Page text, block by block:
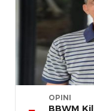
OPINI
BBWM